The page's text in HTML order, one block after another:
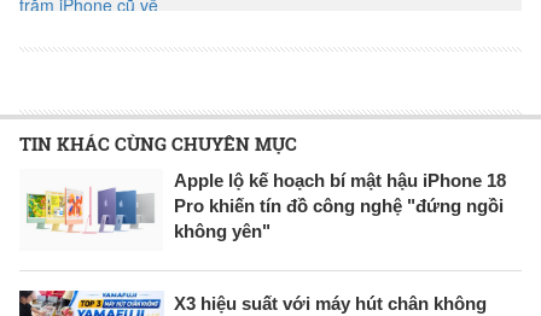
TIN KHÁC CÙNG CHUYÊN MỤC
Apple lộ kế hoạch bí mật hậu iPhone 18
Pro khiến tín đồ công nghệ "đứng ngồi
không yên"
X3 hiệu suất với máy hút chân không